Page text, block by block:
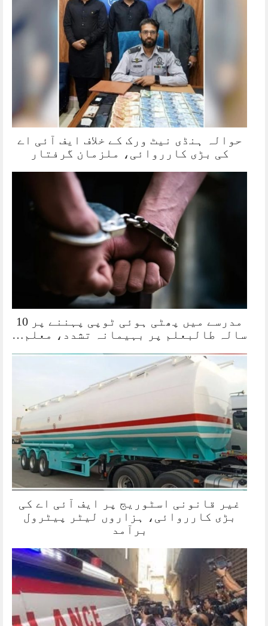
حوالہ ہنڈی نیٹ ورک کے خلاف ایف آئی اے
کی بڑی کارروائی، ملزمان گرفتار
مدرسے میں پھٹی ہوئی ٹوپی پہننے پر 10
سالہ طالبعلم پر بہیمانہ تشدد، معلم…
غیر قانونی اسٹوریج پر ایف آئی اے کی
بڑی کارروائی، ہزاروں لیٹر پیٹرول
برآمد